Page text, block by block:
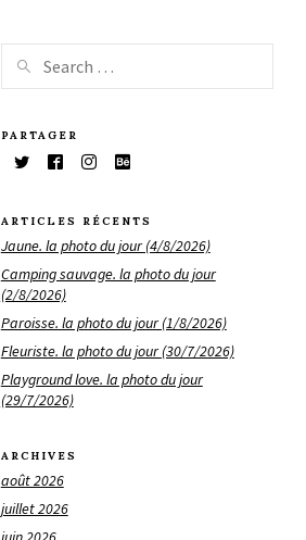
PARTAGER
ARTICLES RÉCENTS
Jaune. la photo du jour (4/8/2026)
Camping sauvage. la photo du jour
(2/8/2026)
Paroisse. la photo du jour (1/8/2026)
Fleuriste. la photo du jour (30/7/2026)
Playground love. la photo du jour
(29/7/2026)
ARCHIVES
août 2026
juillet 2026